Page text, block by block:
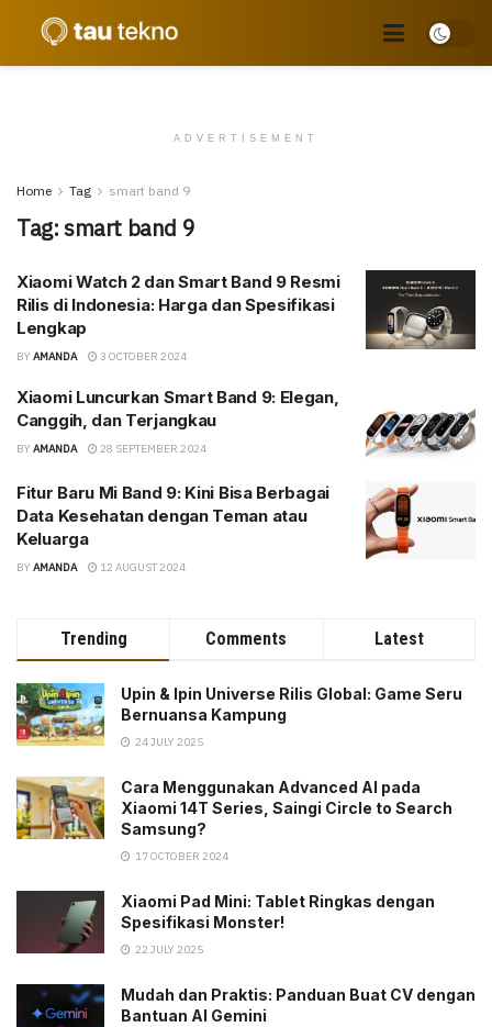
ADVERTISEMENT
Home Tag smart band 9
Tag:smart band 9
Xiaomi Watch 2 dan Smart Band 9 Resmi
Rilis di Indonesia: Harga dan Spesifikasi
Lengkap
BY AMANDA 3 OCTOBER 2024
Xiaomi Luncurkan Smart Band 9: Elegan,
Canggih, dan Terjangkau
BY AMANDA 28 SEPTEMBER 2024
Fitur Baru Mi Band 9: Kini Bisa Berbagai
Data Kesehatan dengan Teman atau
Keluarga
BY AMANDA 12 AUGUST 2024
Trending Comments Latest
Upin & Ipin Universe Rilis Global: Game Seru
Bernuansa Kampung
24 JULY 2025
Cara Menggunakan Advanced AI pada
Xiaomi 14T Series, Saingi Circle to Search
Samsung?
17 OCTOBER 2024
Xiaomi Pad Mini: Tablet Ringkas dengan
Spesifikasi Monster!
22 JULY 2025
Mudah dan Praktis: Panduan Buat CV dengan
Bantuan AI Gemini